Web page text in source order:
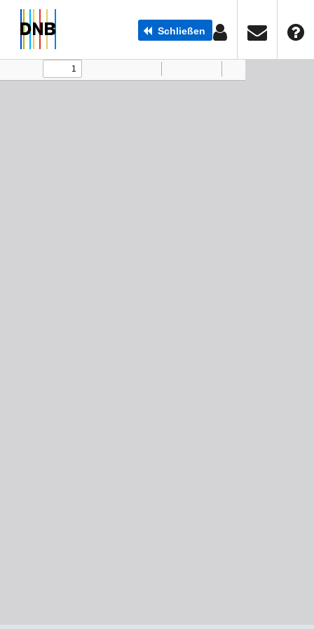
Schließen